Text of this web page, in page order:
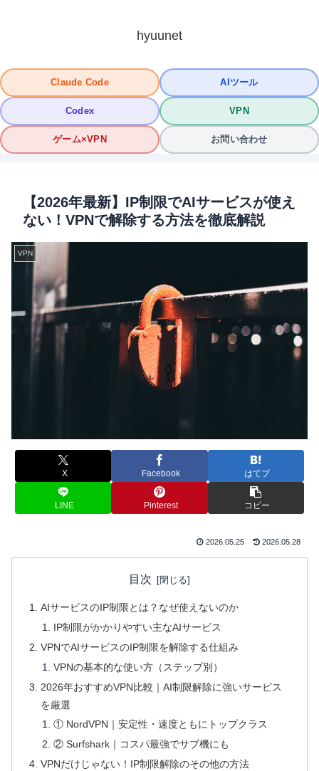
hyuunet
Claude Code AIツール
Codex VPN
ゲーム×VPN お問い合わせ
【2026年最新】IP制限でAIサービスが使え
ない！VPNで解除する方法を徹底解説
VPN
X Facebook はてブ
LINE Pinterest コピー
2026.05.25 2026.05.28
目次
AIサービスのIP制限とは？なぜ使えないのか
IP制限がかかりやすい主なAIサービス
VPNでAIサービスのIP制限を解除する仕組み
VPNの基本的な使い方（ステップ別）
2026年おすすめVPN比較｜AI制限解除に強いサービス
を厳選
① NordVPN｜安定性・速度ともにトップクラス
② Surfshark｜コスパ最強でサブ機にも
VPNだけじゃない！IP制限解除のその他の方法